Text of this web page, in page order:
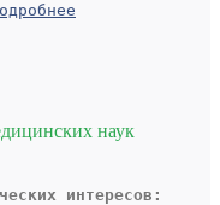
наук
интересов: